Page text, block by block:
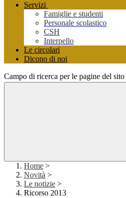
Servizi
Famiglie e studenti
Personale scolastico
CSH
Interpello
Le circolari
Dicono di noi
Campo di ricerca per le pagine del sito
Home >
Novità >
Le notizie >
Ricorso 2013